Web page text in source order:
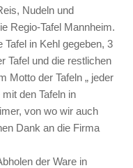
Nudeln und
Regio-Tafel Mannheim.
Tafel in Kehl gegeben, 3
Tafel und die restlichen
Motto der Tafeln „ jeder
den Tafeln in
von wo wir auch
Dank an die Firma
der Ware in